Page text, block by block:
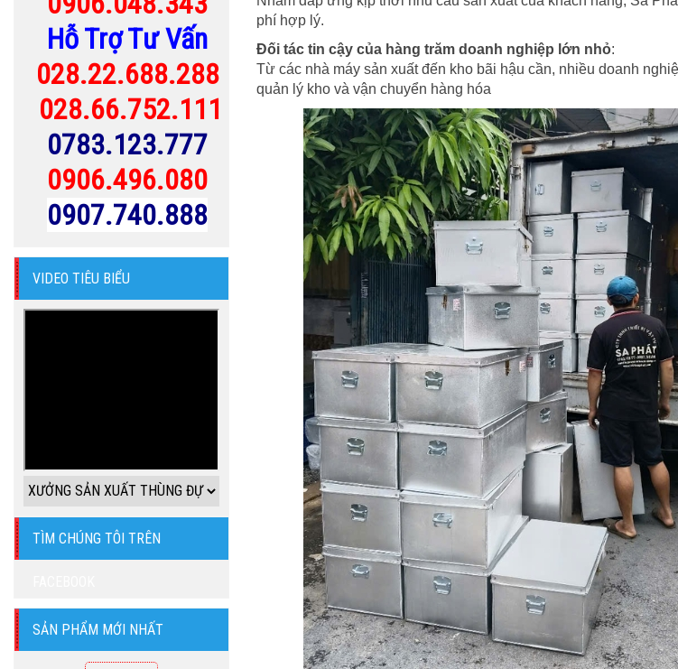
phí hợp lý.
Đối tác tin cậy của hàng trăm doanh nghiệp lớn nhỏ:
Từ các nhà máy sản xuất đến kho bãi hậu cần, nhiều doanh
quản lý kho và vận chuyển hàng hóa
Hỗ Trợ Tư Vấn
028.22.688.288
028.66.752.111
0783.123.777
0906.496.080
0907.740.888
VIDEO TIÊU BIỂU
TÌM CHÚNG TÔI TRÊN
SẢN PHẨM MỚI NHẤT
NHÂN 20X10X10
Giá công ty: 350.000 VNĐ
Mua ngay